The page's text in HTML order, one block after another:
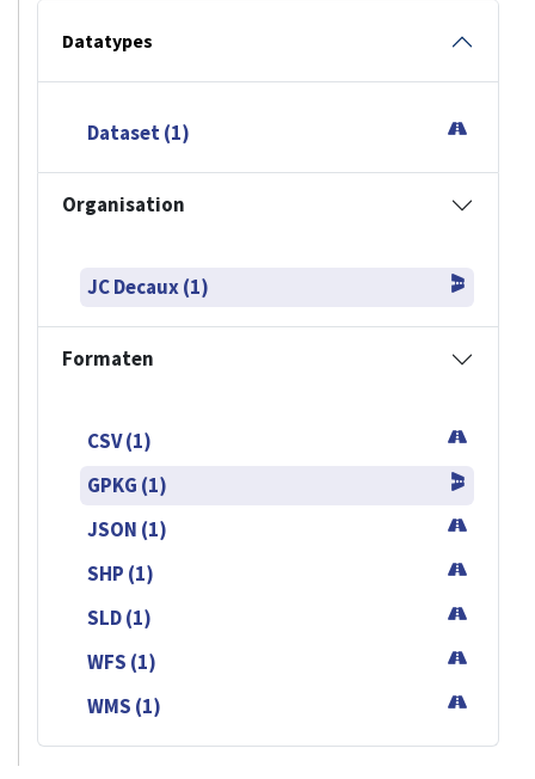
Datatypes
Dataset (1)
Organisation
JC Decaux (1)
Formaten
CSV (1)
GPKG (1)
JSON (1)
SHP (1)
SLD (1)
WFS (1)
WMS (1)